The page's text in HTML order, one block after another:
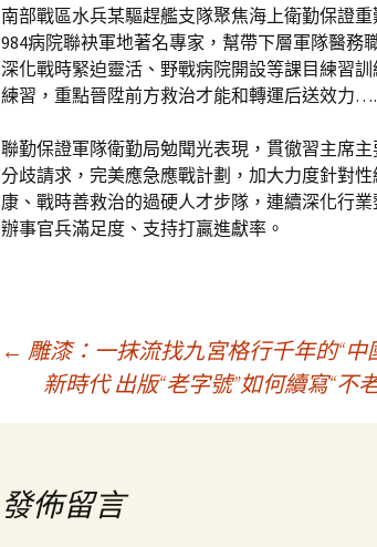
南部戰區水兵某驅趕艦支隊聚焦海上衛勤保證
984病院聯袂軍地著名專家，幫帶下層軍隊醫務
深化戰時緊迫靈活、野戰病院開設等課目練習
練習，重點晉陞前方救治才能和轉運后送效力
聯勤保證軍隊衛勤局勉聞光表現，貫徹習主席
分歧請求，完美應急應戰計劃，加大力度針對
康、戰時善救治的過硬人才步隊，連續深化行
辦事官兵滿足度、支持打贏進獻率。
← 雕漆：一抹流找九宮格行千年的“中
新時代 出版“老字號”如何續寫“不
發佈留言